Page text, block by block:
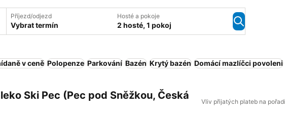
Příjezd/odjezd
Vybrat termín
Hosté a pokoje
2 hosté, 1 pokoj
v ceně Polopenze Parkování Bazén Krytý bazén Domácí mazlíčci povoleni
Ski Pec (Pec pod Sněžkou, Česká
Vliv přijatých plateb na